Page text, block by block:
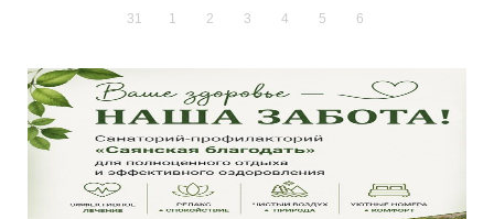
31 1 2 3 4 5 6